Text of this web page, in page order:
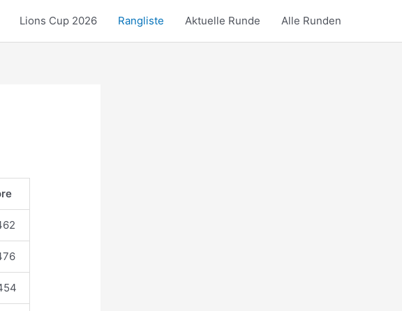
Lions Cup 2026 Rangliste Aktuelle Runde Alle Runden